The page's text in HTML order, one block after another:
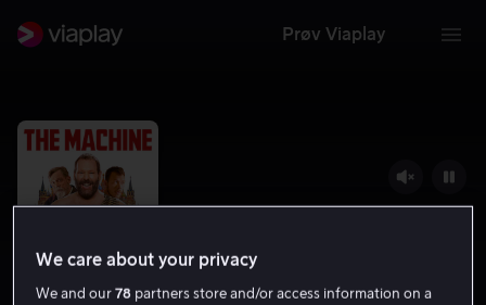
Prøv Viaplay
We care about your privacy
We and our78 partners store and/or access information on a